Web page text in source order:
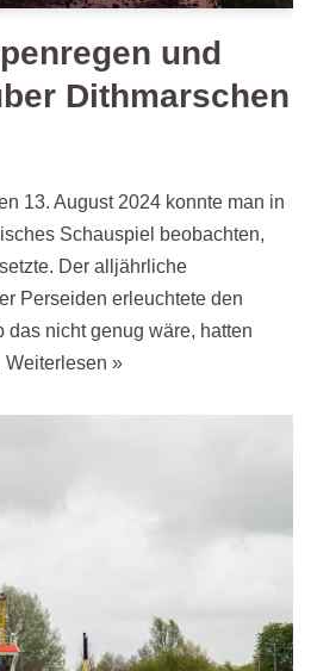
und
Dithmarschen
13. August 2024 konnte man in
Schauspiel beobachten,
Der alljährliche
Perseiden erleuchtete den
das nicht genug wäre, hatten
Weiterlesen »